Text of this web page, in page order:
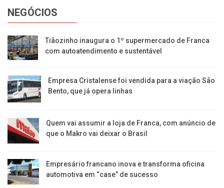
NEGÓCIOS
Tiãozinho inaugura o 1º supermercado de Franca
com autoatendimento e sustentável
Empresa Cristalense foi vendida para a viação São
Bento, que já opera linhas
Quem vai assumir a loja de Franca, com anúncio de
que o Makro vai deixar o Brasil
Empresário francano inova e transforma oficina
automotiva em “case” de sucesso